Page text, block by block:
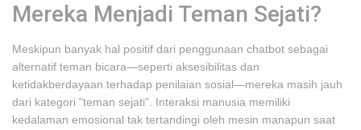
Mereka Menjadi Teman Sejati?
Meskipun banyak hal positif dari penggunaan chatbot sebagai
alternatif teman bicara—seperti aksesibilitas dan
ketidakberdayaan terhadap penilaian sosial—mereka masih jauh
dari kategori "teman sejati". Interaksi manusia memiliki
kedalaman emosional tak tertandingi oleh mesin manapun saat